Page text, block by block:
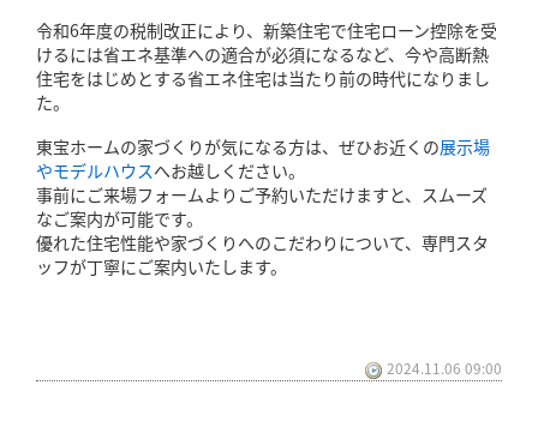
令和6年度の税制改正により、新築住宅で住宅ローン控除を受
けるには省エネ基準への適合が必須になるなど、今や高断熱
住宅をはじめとする省エネ住宅は当たり前の時代になりまし
た。
東宝ホームの家づくりが気になる方は、ぜひお近くの展示場
やモデルハウスへお越しください。
事前にご来場フォームよりご予約いただけますと、スムーズ
なご案内が可能です。
優れた住宅性能や家づくりへのこだわりについて、専門スタ
ッフが丁寧にご案内いたします。
2024.11.06 09:00